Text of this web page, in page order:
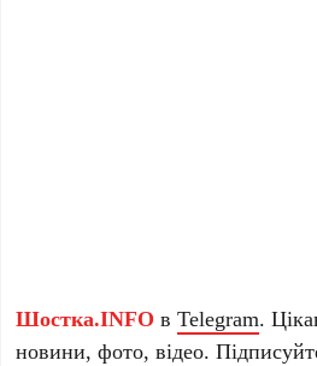
Шостка.INFO вTelegram.
новини, фото, відео.